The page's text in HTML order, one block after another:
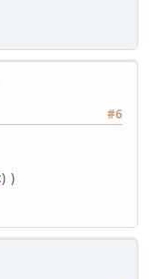
#6
)